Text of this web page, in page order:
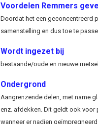
Voordelen Remmers
Doordat het een geconcentreerd
samenstelling en dus toe te
Wordt ingezet bij
bestaande/oude en nieuwe
Ondergrond
Aangrenzende delen, met name
enz. afdekken. Dit geldt ook
wanneer er nadien